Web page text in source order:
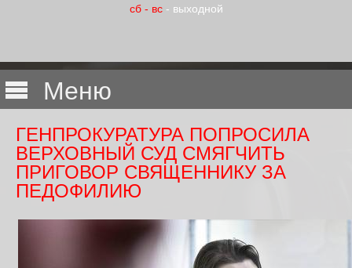
сб - вс - выходной
Меню
ГЕНПРОКУРАТУРА ПОПРОСИЛА
ВЕРХОВНЫЙ СУД СМЯГЧИТЬ
ПРИГОВОР СВЯЩЕННИКУ ЗА
ПЕДОФИЛИЮ